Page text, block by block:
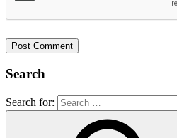
Search
Search for: